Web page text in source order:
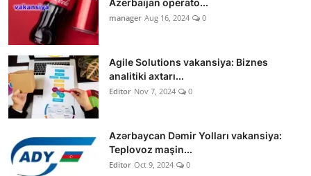
Azerbaijan operato...
manager Aug 16, 2024 0
Agile Solutions vakansiya: Biznes
analitiki axtarı...
Editor Nov 7, 2024 0
Azərbaycan Dəmir Yolları vakansiya:
Teplovoz maşin...
Editor Oct 9, 2024 0